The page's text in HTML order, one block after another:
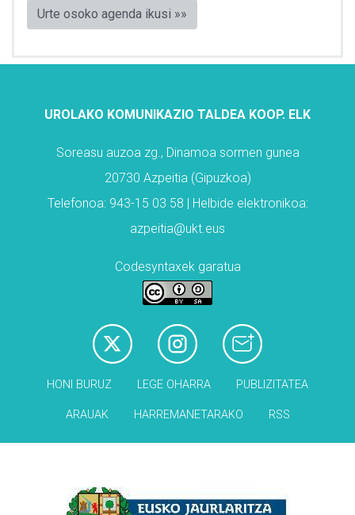
Urte osoko agenda ikusi »»
UROLAKO KOMUNIKAZIO TALDEA KOOP. ELK
Soreasu auzoa zg., Dinamoa sormen gunea
20730 Azpeitia (Gipuzkoa)
Telefonoa: 943-15 03 58 | Helbide elektronikoa:
azpeitia@ukt.eus
Codesyntaxek garatua
HONI BURUZ LEGE OHARRA PUBLIZITATEA
ARAUAK HARREMANETARAKO RSS